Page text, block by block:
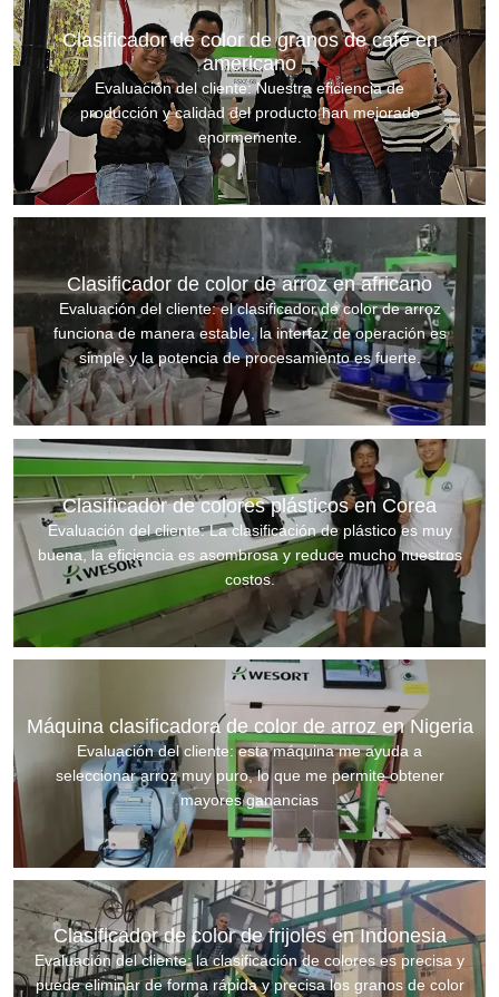
Clasificador de color de granos de café en
americano
Evaluación del cliente: Nuestra eficiencia de
producción y calidad del producto han mejorado
enormemente.
Clasificador de color de arroz en africano
Evaluación del cliente: el clasificador de color de arroz
funciona de manera estable, la interfaz de operación es
simple y la potencia de procesamiento es fuerte.
Clasificador de colores plásticos en Corea
Evaluación del cliente: La clasificación de plástico es muy
buena, la eficiencia es asombrosa y reduce mucho nuestros
costos.
Máquina clasificadora de color de arroz en Nigeria
Evaluación del cliente: esta máquina me ayuda a
seleccionar arroz muy puro, lo que me permite obtener
mayores ganancias
Clasificador de color de frijoles en Indonesia
Evaluación del cliente: la clasificación de colores es precisa y
puede eliminar de forma rápida y precisa los granos de color